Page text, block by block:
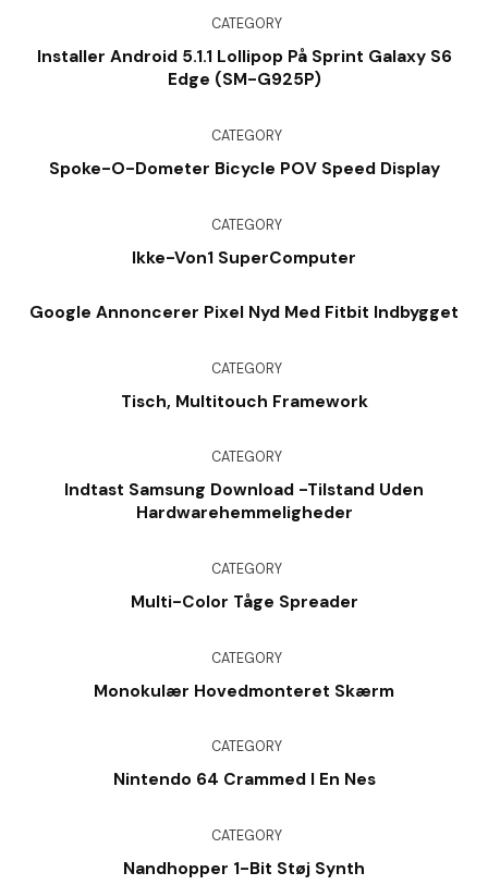
CATEGORY
Installer Android 5.1.1 Lollipop På Sprint Galaxy S6
Edge (SM-G925P)
CATEGORY
Spoke-O-Dometer Bicycle POV Speed Display
CATEGORY
Ikke-Von1 SuperComputer
Google Annoncerer Pixel Nyd Med Fitbit Indbygget
CATEGORY
Tisch, Multitouch Framework
CATEGORY
Indtast Samsung Download -tilstand Uden
Hardwarehemmeligheder
CATEGORY
Multi-Color Tåge Spreader
CATEGORY
Monokulær Hovedmonteret Skærm
CATEGORY
Nintendo 64 Crammed I En Nes
CATEGORY
Nandhopper 1-Bit Støj Synth